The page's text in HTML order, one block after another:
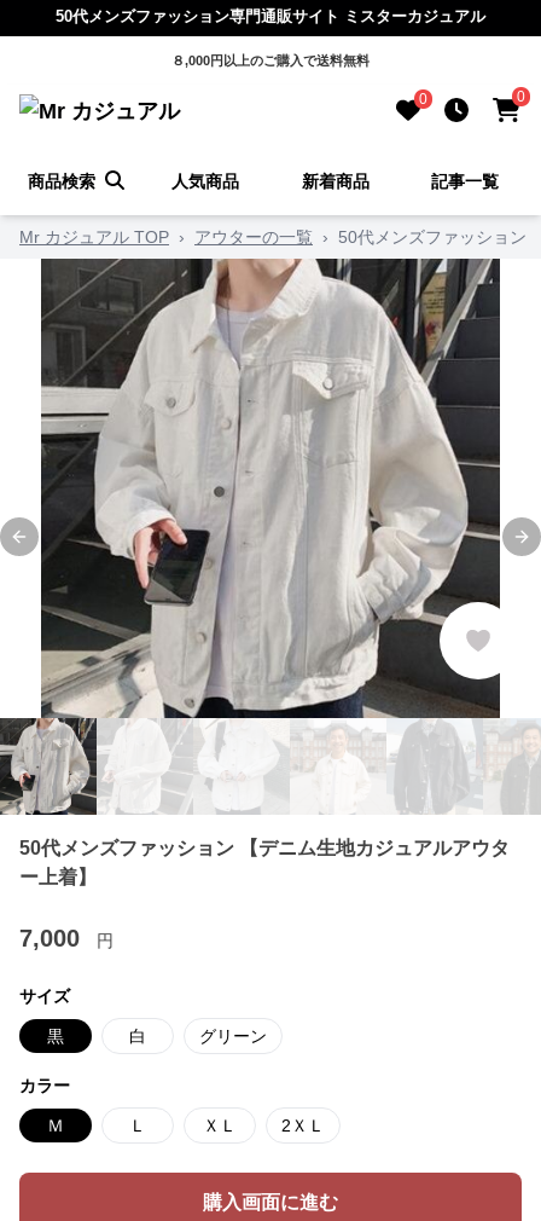
50代メンズファッション専門通販サイト ミスターカジュアル
８,000円以上のご購入で送料無料
0 0
商品検索 人気商品 新着商品 記事一覧
Mr カジュアル TOP › アウターの一覧 › 50代メンズファッション
Previous slide
50代メンズファッション 【デニム生地カジュアルアウタ
ー上着】
7,000 円
サイズ
黒 白 グリーン
カラー
Ｍ Ｌ ＸＬ 2ＸＬ
購入画面に進む